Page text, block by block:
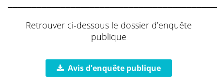
Retrouver ci-dessous le dossier d’enquête
publique
Avis d'enquête publique